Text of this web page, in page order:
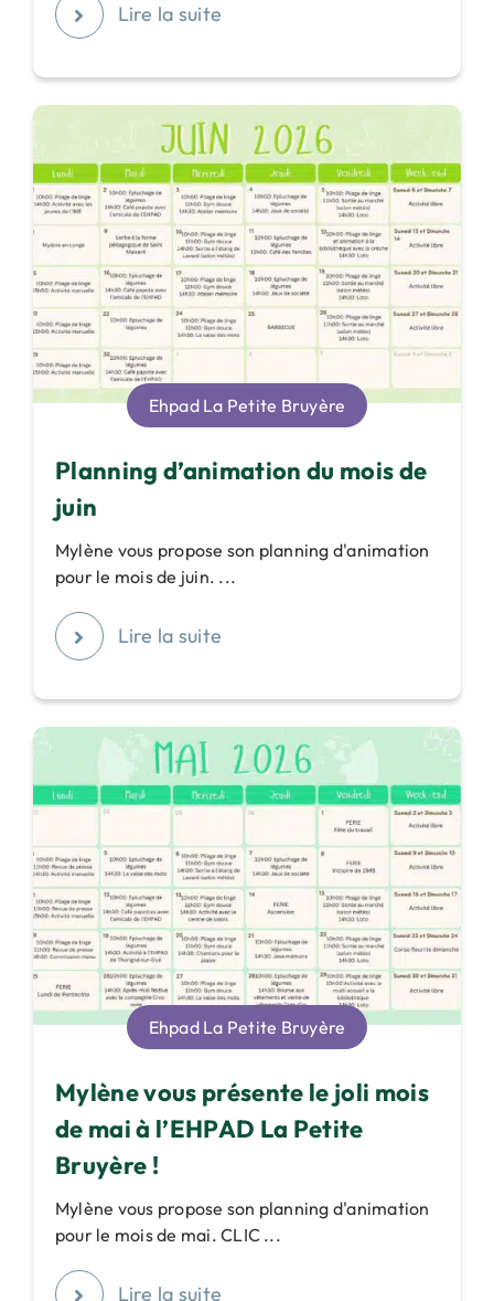
Lire la suite
Ehpad La Petite Bruyère
Planning d’animation du mois de
juin
Mylène vous propose son planning d'animation
pour le mois de juin. ...
Lire la suite
Ehpad La Petite Bruyère
Mylène vous présente le joli mois
de mai à l’EHPAD La Petite
Bruyère !
Mylène vous propose son planning d'animation
pour le mois de mai. CLIC ...
Lire la suite